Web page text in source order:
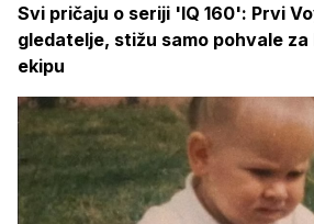
Svi pričaju o seriji 'IQ 160': Prvi
gledatelje, stižu samo pohvale za
ekipu